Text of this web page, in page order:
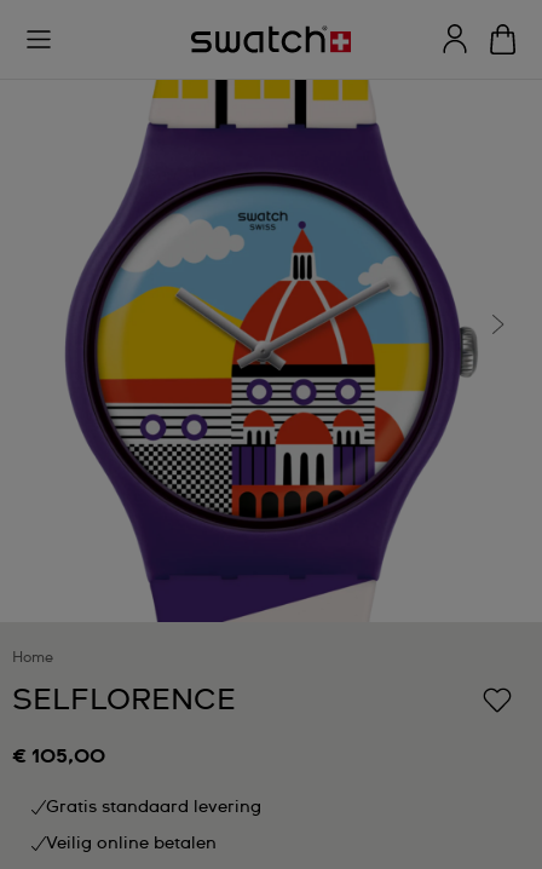
Home
SELFLORENCE
€ 105,00
Gratis standaard levering
Veilig online betalen